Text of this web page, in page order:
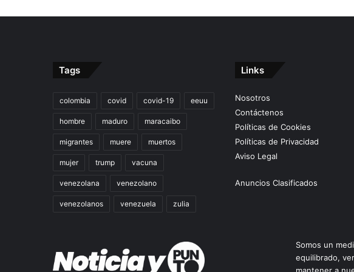
Tags
colombia covid covid-19 eeuu
hombre maduro maracaibo
migrantes muere muertos
mujer trump vacuna
venezolana venezolano
venezolanos venezuela zulia
Links
Nosotros
Contáctenos
Políticas de Cookies
Políticas de Privacidad
Aviso Legal
Anuncios Clasificados
Somos un
equilibrado,